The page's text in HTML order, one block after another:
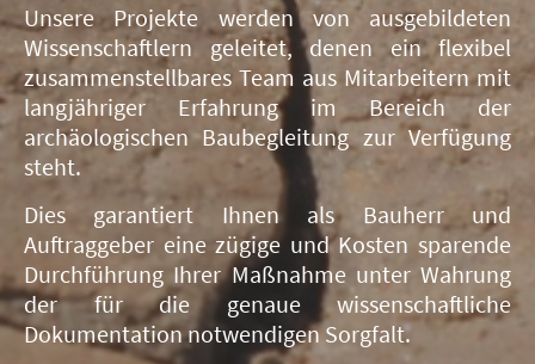
Unsere Projekte werden von ausgebildeten
Wissenschaftlern geleitet, denen ein flexibel
zusammenstellbares Team aus Mitarbeitern mit
langjähriger Erfahrung im Bereich der
archäologischen Baubegleitung zur Verfügung
steht.
Dies garantiert Ihnen als Bauherr und
Auftraggeber eine zügige und Kosten sparende
Durchführung Ihrer Maßnahme unter Wahrung
der für die genaue wissenschaftliche
Dokumentation notwendigen Sorgfalt.